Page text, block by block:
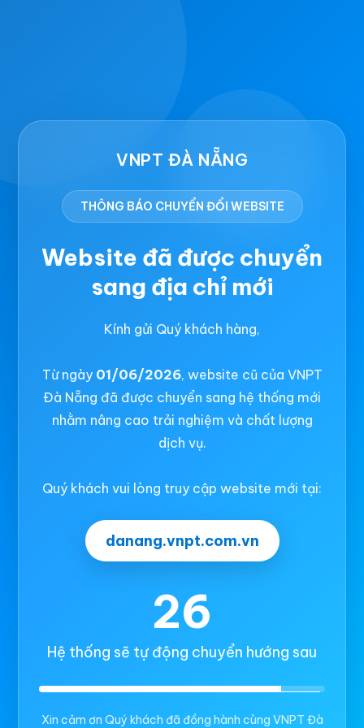
VNPT ĐÀ NẴNG
THÔNG BÁO CHUYỂN ĐỔI WEBSITE
Website đã được chuyển
sang địa chỉ mới
Kính gửi Quý khách hàng,
Từ ngày 01/06/2026, website cũ của VNPT
Đà Nẵng đã được chuyển sang hệ thống mới
nhằm nâng cao trải nghiệm và chất lượng
dịch vụ.
Quý khách vui lòng truy cập website mới tại:
danang.vnpt.com.vn
26
Hệ thống sẽ tự động chuyển hướng sau
Xin cảm ơn Quý khách đã đồng hành cùng VNPT Đà